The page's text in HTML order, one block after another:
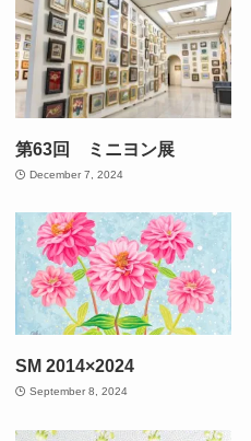
第63回 ミニヨン展
December 7, 2024
SM 2014×2024
September 8, 2024